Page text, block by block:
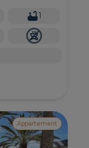
1
Appartement